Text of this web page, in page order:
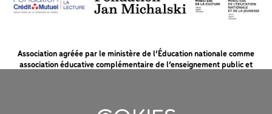
Association agréée par le ministère de l’Éducation nationale comme
association éducative complémentaire de l’enseignement public et